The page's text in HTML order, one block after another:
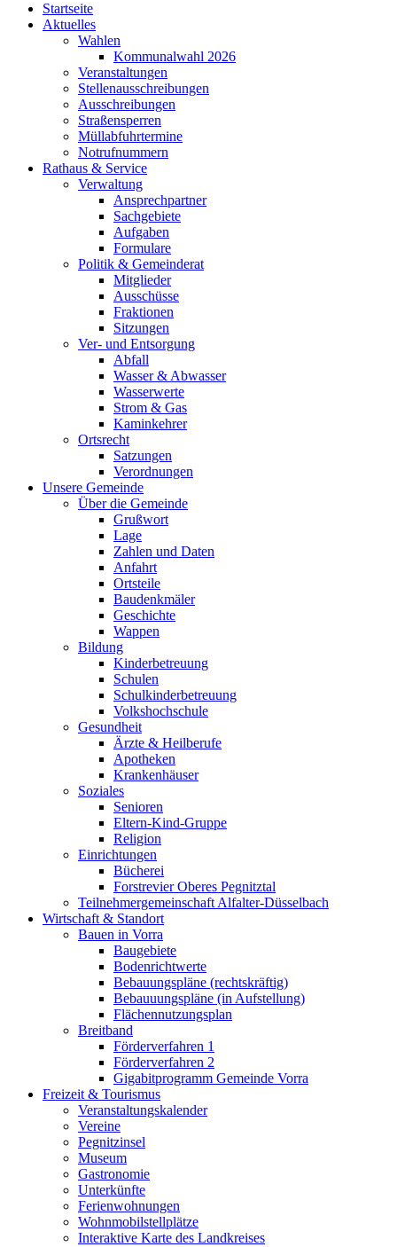
Startseite
Aktuelles
Wahlen
Kommunalwahl 2026
Veranstaltungen
Stellenausschreibungen
Ausschreibungen
Straßensperren
Müllabfuhrtermine
Notrufnummern
Rathaus & Service
Verwaltung
Ansprechpartner
Sachgebiete
Aufgaben
Formulare
Politik & Gemeinderat
Mitglieder
Ausschüsse
Fraktionen
Sitzungen
Ver- und Entsorgung
Abfall
Wasser & Abwasser
Wasserwerte
Strom & Gas
Kaminkehrer
Ortsrecht
Satzungen
Verordnungen
Unsere Gemeinde
Über die Gemeinde
Grußwort
Lage
Zahlen und Daten
Anfahrt
Ortsteile
Baudenkmäler
Geschichte
Wappen
Bildung
Kinderbetreuung
Schulen
Schulkinderbetreuung
Volkshochschule
Gesundheit
Ärzte & Heilberufe
Apotheken
Krankenhäuser
Soziales
Senioren
Eltern-Kind-Gruppe
Religion
Einrichtungen
Bücherei
Forstrevier Oberes Pegnitztal
Teilnehmergemeinschaft Alfalter-Düsselbach
Wirtschaft & Standort
Bauen in Vorra
Baugebiete
Bodenrichtwerte
Bebauungspläne (rechtskräftig)
Bebauuungspläne (in Aufstellung)
Flächennutzungsplan
Breitband
Förderverfahren 1
Förderverfahren 2
Gigabitprogramm Gemeinde Vorra
Freizeit & Tourismus
Veranstaltungskalender
Vereine
Pegnitzinsel
Museum
Gastronomie
Unterkünfte
Ferienwohnungen
Wohnmobilstellplätze
Interaktive Karte des Landkreises